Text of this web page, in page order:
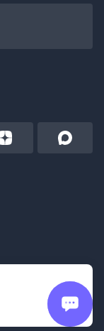
(Приказ № 321 от
текстов возможно
Страна.